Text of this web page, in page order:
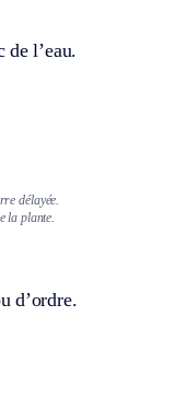
l’eau.
délayée.
la plante.
d’ordre.